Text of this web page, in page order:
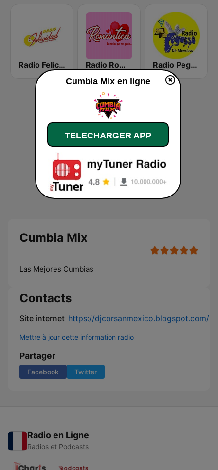
Radio Felicidad 1180 AM Radio Romántica México Radio Pegasso de Monclova
Cumbia Mix
Las Mejores Cumbias
Contacts
Site internet https://djcorsanmexico.blogspot.com/
Mettre à jour cette information radio
Partager
Facebook Twitter
Radio en Ligne
Radios et Podcasts
Cumbia Mix en ligne
TELECHARGER APP